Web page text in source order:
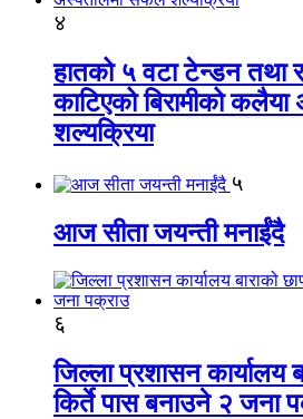
४
हातको ५ वटा टेन्डन तथा
काटिएको बिरामीको
शल्यक्रिया
५
आज सीता जयन्ती मनाईंदै
६
जिल्ला प्रशासन कार्यालय
किर्ते पास बनाउने २ जना